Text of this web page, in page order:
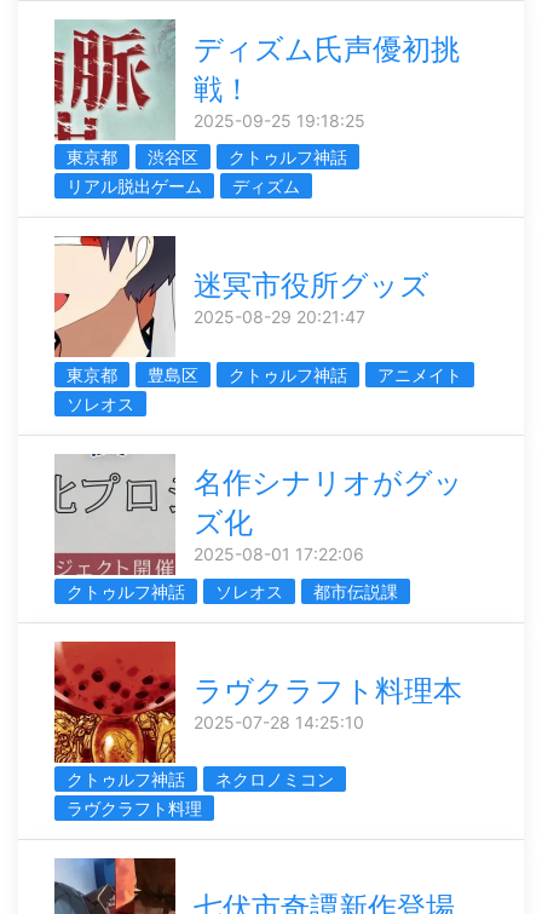
ディズム氏声優初挑
戦！
2025-09-25 19:18:25
東京都
渋谷区
クトゥルフ神話
リアル脱出ゲーム
ディズム
迷冥市役所グッズ
2025-08-29 20:21:47
東京都 豊島区 クトゥルフ神話
アニメイト
ソレオス
名作シナリオがグッ
ズ化
2025-08-01 17:22:06
クトゥルフ神話
ソレオス 都市伝説課
ラヴクラフト料理本
2025-07-28 14:25:10
クトゥルフ神話
ネクロノミコン
ラヴクラフト料理